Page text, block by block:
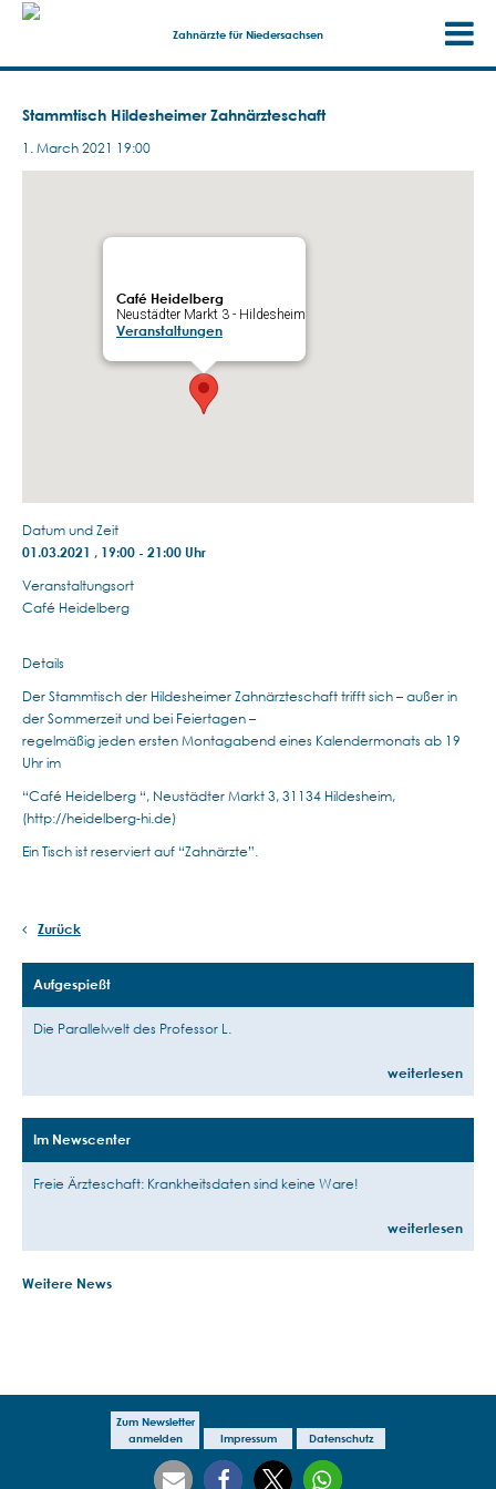
Zahnärzte für Niedersachsen
Stammtisch Hildesheimer Zahnärzteschaft
1. March 2021 19:00
Café Heidelberg
Neustädter Markt 3 - Hildesheim
Veranstaltungen
Datum und Zeit
01.03.2021 , 19:00 - 21:00 Uhr
Veranstaltungsort
Café Heidelberg
Details
Der Stammtisch der Hildesheimer Zahnärzteschaft trifft sich – außer in
der Sommerzeit und bei Feiertagen –
regelmäßig jeden ersten Montagabend eines Kalendermonats ab 19
Uhr im
“Café Heidelberg “, Neustädter Markt 3, 31134 Hildesheim,
(http://heidelberg-hi.de)
Ein Tisch ist reserviert auf “Zahnärzte”.
Zurück
Aufgespießt
Die Parallelwelt des Professor L.
weiterlesen
Im Newscenter
Freie Ärzteschaft: Krankheitsdaten sind keine Ware!
weiterlesen
Weitere News
Zum Newsletter
anmelden
Impressum Datenschutz